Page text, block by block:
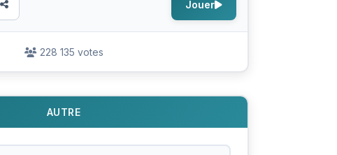
Jouer
228 135 votes
AUTRE